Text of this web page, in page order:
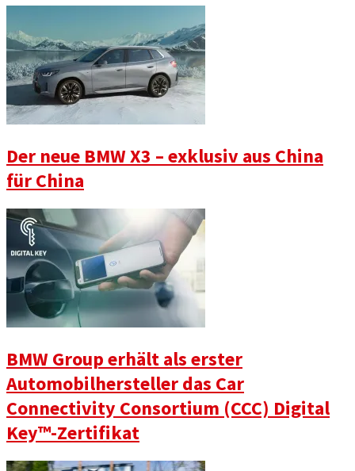
Der neue BMW X3 – exklusiv aus China
für China
BMW Group erhält als erster
Automobilhersteller das Car
Connectivity Consortium (CCC) Digital
Key™️-Zertifikat